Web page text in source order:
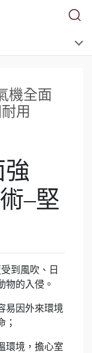
機全面
用
–堅
到風吹、日
物的入侵。
易因外來環境
；
環境，擔心室